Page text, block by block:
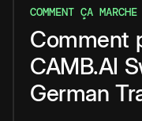
COMMENT ÇA MARCHE
Comment
CAMB.AI
German